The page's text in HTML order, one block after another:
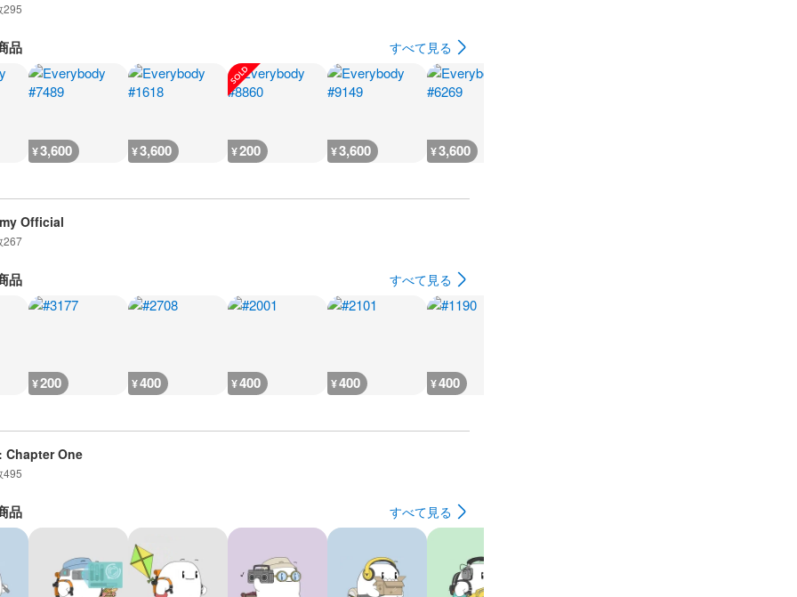
295
品 すべて見る
¥3,600 ¥3,600 ¥200 ¥3,600 ¥3,600
Official
267
品 すべて見る
¥200 ¥400 ¥400 ¥400 ¥400
Chapter One
495
品 すべて見る